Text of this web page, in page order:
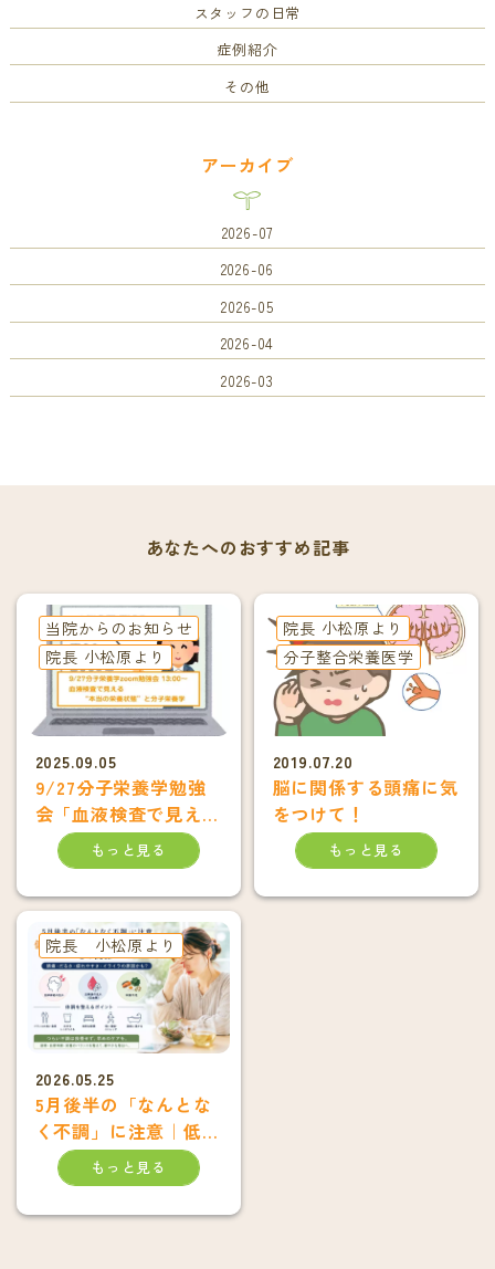
スタッフの日常
症例紹介
その他
アーカイブ
2026-07
2026-06
2026-05
2026-04
2026-03
あなたへのおすすめ記事
当院からのお知らせ
院長 小松原より
2025.09.05
9/27分子栄養学勉強
会「血液検査で見え
る“本当の栄養状
態”と分子栄養学」
もっと見る
院長 小松原より
分子整合栄養医学
2019.07.20
脳に関係する頭痛に気
をつけて！
もっと見る
院長 小松原より
2026.05.25
5月後半の「なんとな
く不調」に注意｜低血
糖・自律神経・栄養不
足との関係
もっと見る